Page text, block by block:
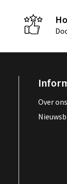
Over ons